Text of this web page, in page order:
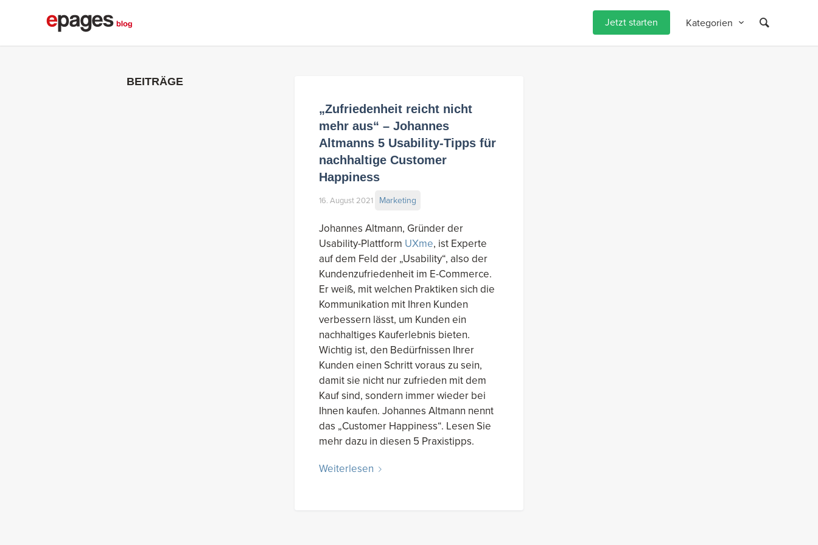
Jetzt starten Kategorien
BEITRÄGE
„Zufriedenheit reicht nicht
mehr aus“ – Johannes
Altmanns 5 Usability-Tipps für
nachhaltige Customer
Happiness
16. August 2021 Marketing
Johannes Altmann, Gründer der
Usability-Plattform UXme, ist Experte
auf dem Feld der „Usability“, also der
Kundenzufriedenheit im E-Commerce.
Er weiß, mit welchen Praktiken sich die
Kommunikation mit Ihren Kunden
verbessern lässt, um Kunden ein
nachhaltiges Kauferlebnis bieten.
Wichtig ist, den Bedürfnissen Ihrer
Kunden einen Schritt voraus zu sein,
damit sie nicht nur zufrieden mit dem
Kauf sind, sondern immer wieder bei
Ihnen kaufen. Johannes Altmann nennt
das „Customer Happiness“. Lesen Sie
mehr dazu in diesen 5 Praxistipps.
Weiterlesen